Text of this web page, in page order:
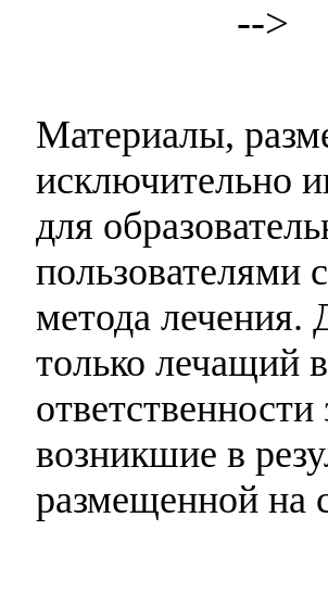
-->
Материалы,
исключительно
для
пользователями
метода лечения.
только лечащий
возникшие в
размещенной на